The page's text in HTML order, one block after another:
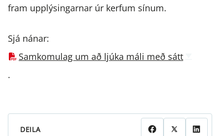
fram upplýsingarnar úr kerfum sínum.
Sjá nánar:
Samkomulag um að ljúka máli með sátt
.
DEILA